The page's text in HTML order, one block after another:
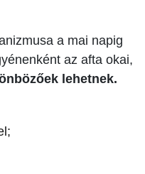
a mai napig
az afta okai,
lehetnek.